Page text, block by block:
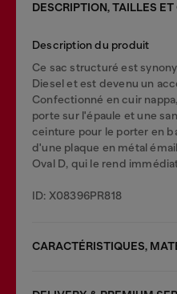
DESCRIPTION, TAILLES ET
Description du produit
Ce sac structuré est
Diesel et est devenu un
Confectionné en cuir
porte sur l'épaule et une
ceinture pour le porter en
d'une plaque en métal
Oval D, qui le rend
ID: X08396PR818
CARACTÉRISTIQUES,